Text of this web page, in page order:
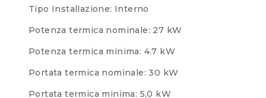
Tipo Installazione: Interno
Potenza termica nominale: 27 kW
Potenza termica minima: 4.7 kW
Portata termica nominale: 30 kW
Portata termica minima: 5,0 kW